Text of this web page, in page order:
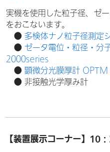
実機を使用した粒子径、ゼ
をおこないます。
● 多検体ナノ粒子径測
● ゼータ電位・粒径・分
2000series
● 顕微分光膜厚計
● 非接触光学厚み計
【装置展示コーナー】10